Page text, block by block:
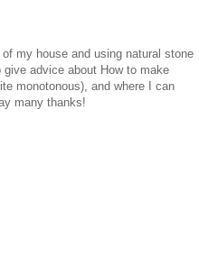
my house and using natural stone
advice about How to make
monotonous), and where I can
many thanks!